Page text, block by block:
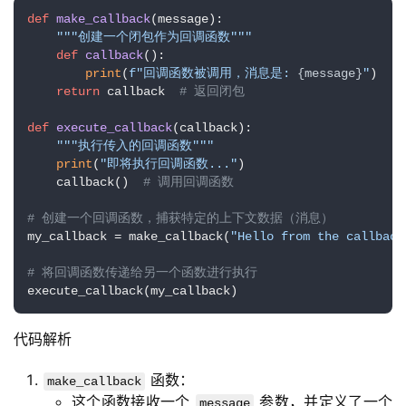
def make_callback(message):
"""创建一个闭包作为回调函数"""
def callback():
print(f"回调函数被调用，消息是: {message}")
return callback # 返回闭包
def execute_callback(callback):
"""执行传入的回调函数"""
print( "即将执行回调函数...")
    callback()
# 调用回调函数
# 创建一个回调函数，捕获特定的上下文数据（消息）
my_callback = make_callback( "Hello from the
# 将回调函数传递给另一个函数进行执行
execute_callback(my_callback)
代码解析
make_callback
函数：
这个函数接收一个
参数，并定义了一个